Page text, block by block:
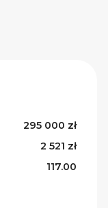
295 000 zł
2 521 zł
117.00